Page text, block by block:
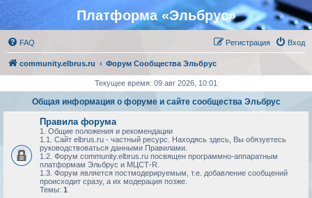
Платформа «Эльбрус»
FAQ Вход
Регистрация
community.elbrus.ru Форум Сообщества Эльбрус
Текущее время: 09 авг 2026, 10:01
Общая информация о форуме и сайте сообщества Эльбрус
Правила форума
1. Общие положения и рекомендации
1.1. Сайт elbrus.ru - частный ресурс. Находясь здесь, Вы обязуетесь
руководствоваться данными Правилами.
1.2. Форум community.elbrus.ru посвящен программно-аппаратным
платформам Эльбрус и МЦСТ-R.
1.3. Форум является постмодерируемым, т.е. добавление сообщений
происходит сразу, а их модерация позже.
Темы: 1